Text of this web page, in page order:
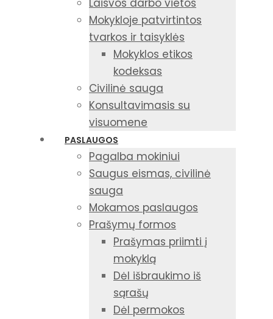
Laisvos darbo vietos
Mokykloje patvirtintos
tvarkos ir taisyklės
Mokyklos etikos
kodeksas
Civilinė sauga
Konsultavimasis su
visuomene
PASLAUGOS
Pagalba mokiniui
Saugus eismas, civilinė
sauga
Mokamos paslaugos
Prašymų formos
Prašymas priimti į
mokyklą
Dėl išbraukimo iš
sąrašų
Dėl permokos